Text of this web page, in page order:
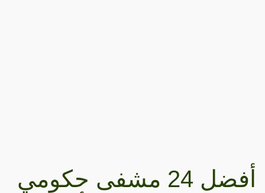
أفضل 24 مشفى حكومي